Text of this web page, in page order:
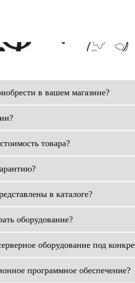
в вашем магазине?
товара?
в каталоге?
оборудование?
оборудование под
программное обеспечение?